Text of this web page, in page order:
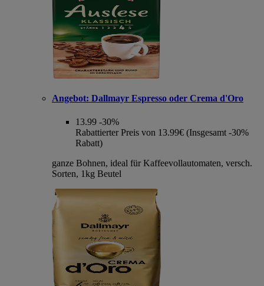
Angebot: Dallmayr Espresso oder Crema d'Oro
13.99 -30%
Rabattierter Preis von 13.99€ (Insgesamt -30%
Rabatt)
ganze Bohnen, ideal für Kaffeevollautomaten, versch.
Sorten, 1kg Beutel